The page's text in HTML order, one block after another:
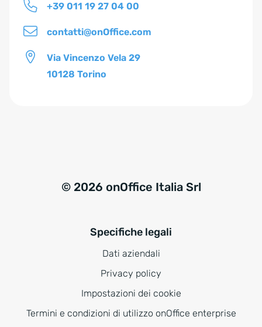
+39 011 19 27 04 00
contatti@onOffice.com
Via Vincenzo Vela 29
10128 Torino
© 2026 onOffice Italia Srl
Specifiche legali
Dati aziendali
Privacy policy
Impostazioni dei cookie
Termini e condizioni di utilizzo onOffice enterprise